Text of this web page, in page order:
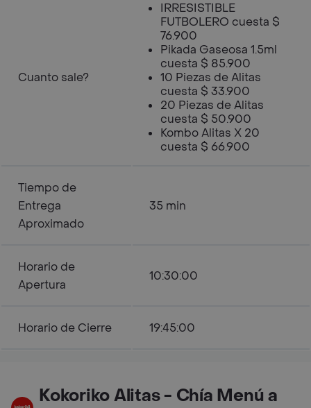
Cuanto sale?
IRRESISTIBLE
FUTBOLERO cuesta $
76.900
Pikada Gaseosa 1.5ml
cuesta $ 85.900
10 Piezas de Alitas
cuesta $ 33.900
20 Piezas de Alitas
cuesta $ 50.900
Kombo Alitas X 20
cuesta $ 66.900
Tiempo de
Entrega
Aproximado
35 min
Horario de
Apertura
10:30:00
Horario de Cierre 19:45:00
Kokoriko Alitas - Chía Menú a